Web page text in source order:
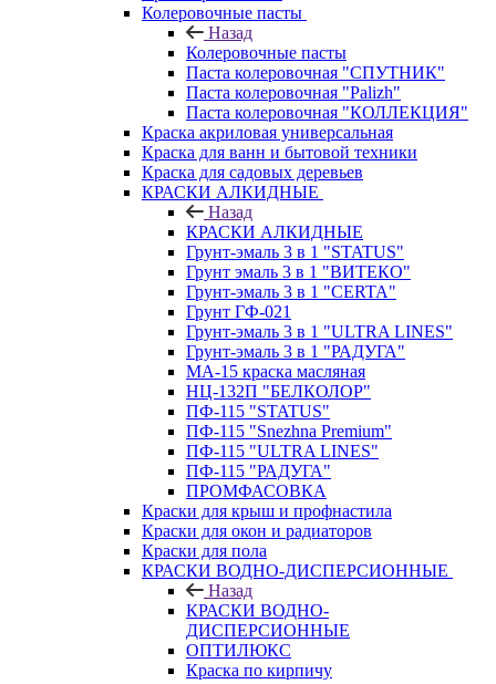
Колеровочные пасты
Назад
Колеровочные пасты
Паста колеровочная "СПУТНИК"
Паста колеровочная "Palizh"
Паста колеровочная "КОЛЛЕКЦИЯ"
Краска акриловая универсальная
Краска для ванн и бытовой техники
Краска для садовых деревьев
КРАСКИ АЛКИДНЫЕ
Назад
КРАСКИ АЛКИДНЫЕ
Грунт-эмаль 3 в 1 "STATUS"
Грунт эмаль 3 в 1 "ВИТЕКО"
Грунт-эмаль 3 в 1 "CERTA"
Грунт ГФ-021
Грунт-эмаль 3 в 1 "ULTRA LINES"
Грунт-эмаль 3 в 1 "РАДУГА"
МА-15 краска масляная
НЦ-132П "БЕЛКОЛОР"
ПФ-115 "STATUS"
ПФ-115 "Snezhna Premium"
ПФ-115 "ULTRA LINES"
ПФ-115 "РАДУГА"
ПРОМФАСОВКА
Краски для крыш и профнастила
Краски для окон и радиаторов
Краски для пола
КРАСКИ ВОДНО-ДИСПЕРСИОННЫЕ
Назад
КРАСКИ ВОДНО-
ДИСПЕРСИОННЫЕ
ОПТИЛЮКС
Краска по кирпичу